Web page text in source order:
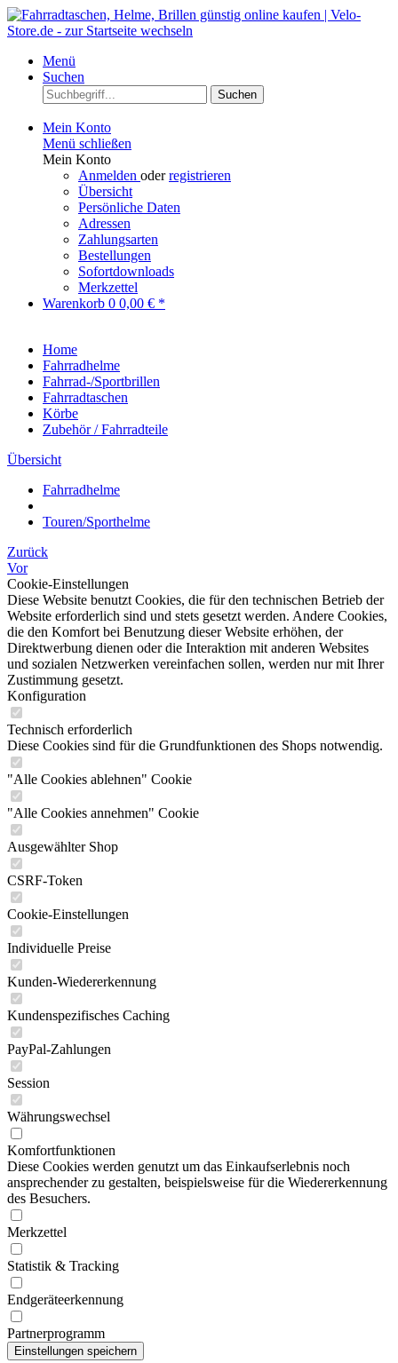
Menü
Suchen
Suchen
Mein Konto
Menü schließen
Mein Konto
Anmelden oderregistrieren
Übersicht
Persönliche Daten
Adressen
Zahlungsarten
Bestellungen
Sofortdownloads
Merkzettel
Warenkorb 0 0,00 € *
Home
Fahrradhelme
Fahrrad-/Sportbrillen
Fahrradtaschen
Körbe
Zubehör / Fahrradteile
Übersicht
Fahrradhelme
Touren/Sporthelme
Zurück
Vor
Cookie-Einstellungen
Diese Website benutzt Cookies, die für den technischen Betrieb der
Website erforderlich sind und stets gesetzt werden. Andere Cookies,
die den Komfort bei Benutzung dieser Website erhöhen, der
Direktwerbung dienen oder die Interaktion mit anderen Websites
und sozialen Netzwerken vereinfachen sollen, werden nur mit Ihrer
Zustimmung gesetzt.
Konfiguration
Technisch erforderlich
Diese Cookies sind für die Grundfunktionen des Shops notwendig.
"Alle Cookies ablehnen" Cookie
"Alle Cookies annehmen" Cookie
Ausgewählter Shop
CSRF-Token
Cookie-Einstellungen
Individuelle Preise
Kunden-Wiedererkennung
Kundenspezifisches Caching
PayPal-Zahlungen
Session
Währungswechsel
Komfortfunktionen
Diese Cookies werden genutzt um das Einkaufserlebnis noch
ansprechender zu gestalten, beispielsweise für die Wiedererkennung
des Besuchers.
Merkzettel
Statistik & Tracking
Endgeräteerkennung
Partnerprogramm